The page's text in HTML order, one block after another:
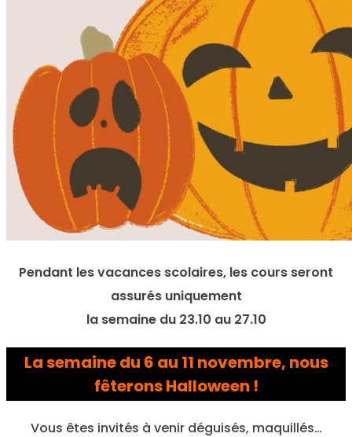
Pendant les vacances scolaires, les cours seront
assurés uniquement
la semaine du 23.10 au 27.10
La semaine du 6 au 11 novembre, nous
fêterons Halloween !
Vous êtes invités à venir déguisés, maquillés…